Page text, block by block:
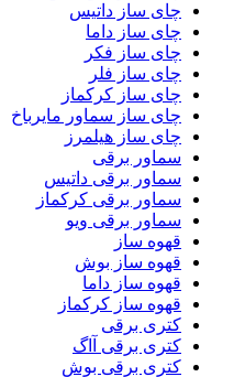
چای ساز داتیس
چای ساز داما
چای ساز فکر
چای ساز فلر
چای ساز کرکماز
چای ساز سماور مایرباخ
چای ساز هیلمرز
سماور برقی
سماور برقی داتیس
سماور برقی کرکماز
سماور برقی ویو
قهوه ساز
قهوه ساز بوش
قهوه ساز داما
قهوه ساز کرکماز
کتری برقی
کتری برقی آاگ
کتری برقی بوش